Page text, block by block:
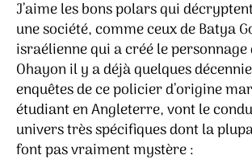
J’aime les bons polars qui
une société, comme ceux de Batya
israélienne qui a créé le
Ohayon il y a déjà quelques
enquêtes de ce policier d’origine
étudiant en Angleterre, vont le
univers très spécifiques dont la
font pas vraiment mystère :